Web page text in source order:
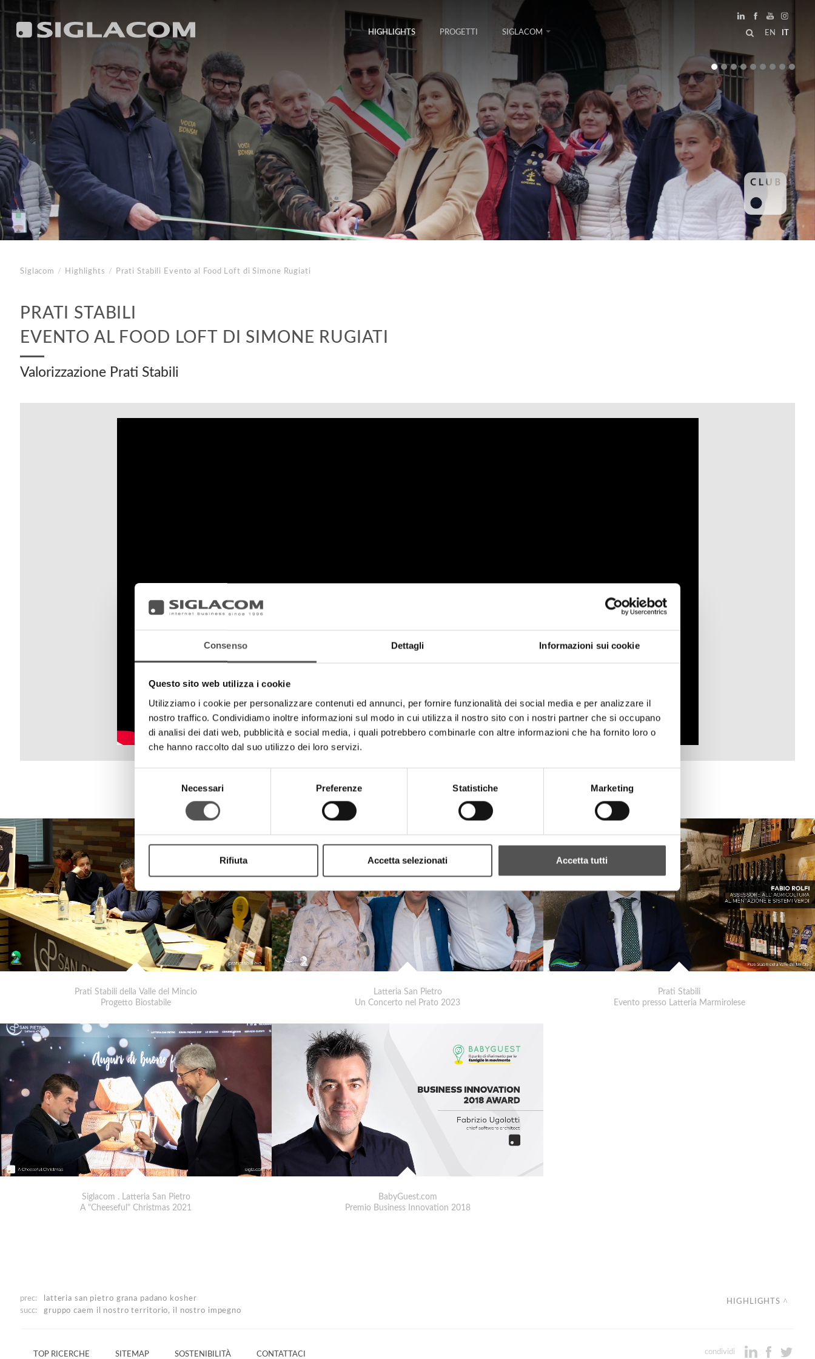
Consenso Dettagli Informazioni sui cookie
Questo sito web utilizza i cookie
Utilizziamo i cookie per personalizzare contenuti ed annunci, per fornire funzionalità dei social media e per analizzare il
nostro traffico. Condividiamo inoltre informazioni sul modo in cui utilizza il nostro sito con i nostri partner che si occupano
di analisi dei dati web, pubblicità e social media, i quali potrebbero combinarle con altre informazioni che ha fornito loro o
che hanno raccolto dal suo utilizzo dei loro servizi.
Necessari Preferenze Statistiche Marketing
Rifiuta Accetta selezionati Accetta tutti
EN
HIGHLIGHTS PROGETTI SIGLACOM
Siglacom / Highlights / Prati Stabili Evento al Food Loft di Simone Rugiati
PRATI STABILI
EVENTO AL FOOD LOFT DI SIMONE RUGIATI
Valorizzazione Prati Stabili
Prati Stabili della Valle del Mincio
Progetto Biostabile
Latteria San Pietro
Un Concerto nel Prato 2023
Prati Stabili
Evento presso Latteria Marmirolese
Siglacom . Latteria San Pietro
A "Cheeseful" Christmas 2021
BabyGuest.com
Premio Business Innovation 2018
prec: latteria san pietro grana padano kosher
succ:
gruppo caem il nostro territorio, il nostro impegno
HIGHLIGHTS
TOP RICERCHE SITEMAP SOSTENIBILITÀ CONTATTACI condividi